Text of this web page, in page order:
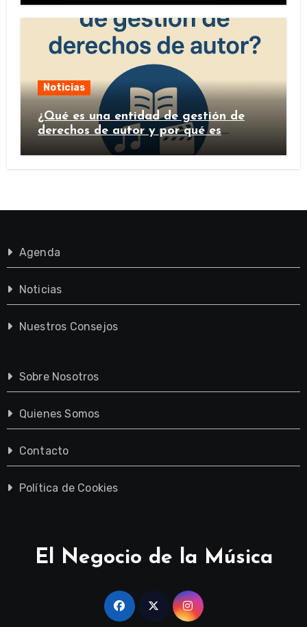
Noticias
¿Qué es una entidad de gestión de
derechos de autor y por qué es
importante?
Agenda
Noticias
Nuestros Consejos
Sobre Nosotros
Quienes Somos
Contacto
Política de Cookies
El Negocio de la Música